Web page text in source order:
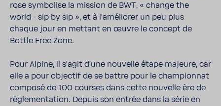
rose symbo­lise la mission de BWT, « change the
world - sip by sip », et à l'amé­liorer un peu plus
chaque jour en mettant en œuvre le concept de
Bottle Free Zone.
Pour Alpine, il s'agit d'une nouvelle étape majeure, car
elle a pour objectif de se battre pour le cham­pionnat
composé de 100 courses dans cette nouvelle ère de
régle­men­ta­tion. Depuis son entrée dans la série en